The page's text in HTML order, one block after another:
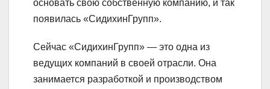
основать свою собственную компанию, и так
появилась «СидихинГрупп».
Сейчас «СидихинГрупп» — это одна из
ведущих компаний в своей отрасли. Она
занимается разработкой и производством